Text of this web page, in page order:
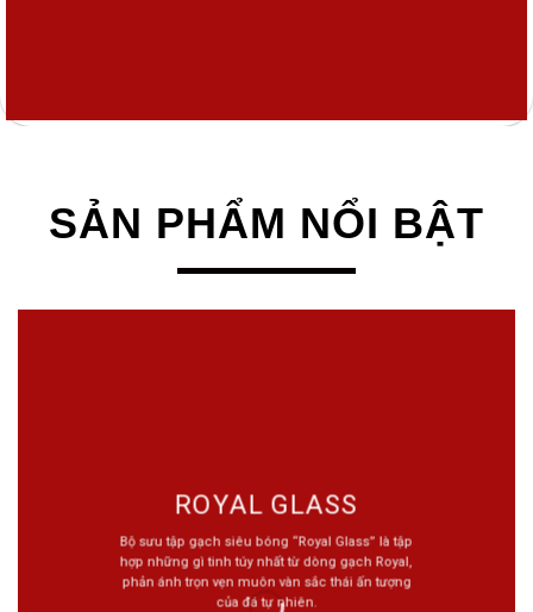
SẢN PHẨM NỔI BẬT
ROYAL GLASS
Bộ sưu tập gạch siêu bóng “Royal Glass” là tập
hợp những gì tinh túy nhất từ dòng gạch Royal,
phản ánh trọn vẹn muôn vàn sắc thái ấn tượng
của đá tự nhiên.